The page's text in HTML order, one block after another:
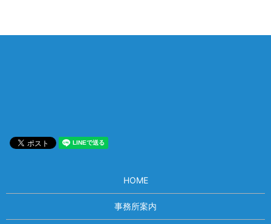
HOME
事務所案内